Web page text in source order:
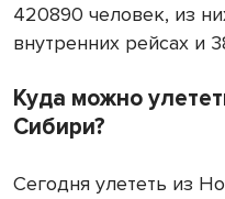
420890 человек, из
внутренних рейсах и
Куда можно
Сибири?
Сегодня улететь из